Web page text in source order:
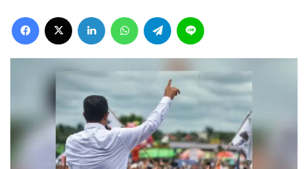
Facebook LinkedIn WhatsAppTelegram